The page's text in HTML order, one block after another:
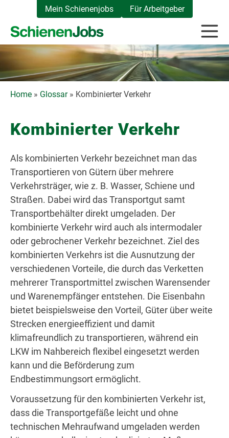
springen
Mein Schienenjobs Für Arbeitgeber
Home » Glossar» Kombinierter Verkehr
Kombinierter Verkehr
Als kombinierten Verkehr bezeichnet man das
Transportieren von Gütern über mehrere
Verkehrsträger, wie z. B. Wasser, Schiene und
Straßen. Dabei wird das Transportgut samt
Transportbehälter direkt umgeladen. Der
kombinierte Verkehr wird auch als intermodaler
oder gebrochener Verkehr bezeichnet. Ziel des
kombinierten Verkehrs ist die Ausnutzung der
verschiedenen Vorteile, die durch das Verketten
mehrerer Transportmittel zwischen Warensender
und Warenempfänger entstehen. Die Eisenbahn
bietet beispielsweise den Vorteil, Güter über weite
Strecken energieeffizient und damit
klimafreundlich zu transportieren, während ein
LKW im Nahbereich flexibel eingesetzt werden
kann und die Beförderung zum
Endbestimmungsort ermöglicht.
Voraussetzung für den kombinierten Verkehr ist,
dass die Transportgefäße leicht und ohne
technischen Mehraufwand umgeladen werden